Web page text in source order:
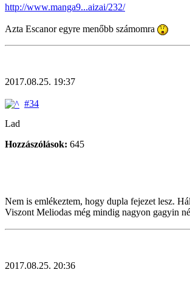
http://www.manga9...aizai/232/
Azta Escanor egyre menőbb számomra
2017.08.25. 19:37
#34
Lad
Hozzászólások: 645
Nem is emlékeztem, hogy dupla fejezet lesz.
Viszont Meliodas még mindig nagyon gagyin
2017.08.25. 20:36